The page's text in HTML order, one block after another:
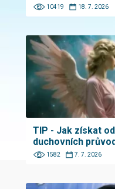
10419 18. 7. 2026
TIP - Jak získat
duchovních
1582 7. 7. 2026